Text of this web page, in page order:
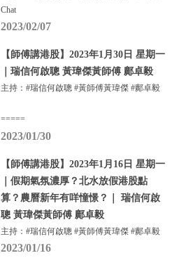
Chat
2023/02/07
【師傅講港股】2023年1月30日 星期一
｜瑞信何啟聰 黃瑋傑黃師傅 鄺卓毅
主持：#瑞信何啟聰 #黃師傅黃瑋傑 #鄺卓毅
=====
2023/01/30
【師傅講港股】2023年1月16日 星期一
｜假期氣氛濃厚？北水放假港股點
算？農曆新年有咩憧憬？｜ 瑞信何啟
聰 黃瑋傑黃師傅 鄺卓毅
主持：#瑞信何啟聰 #黃師傅黃瑋傑 #鄺卓毅
2023/01/16